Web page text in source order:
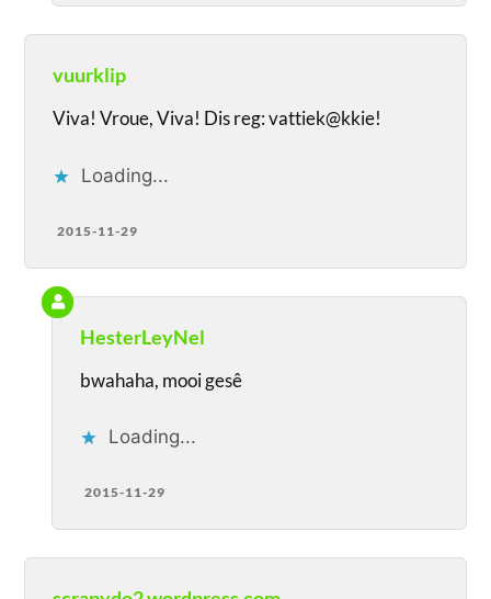
vuurklip
Viva! Vroue, Viva! Dis reg: vattiek@kkie!
Loading...
2015-11-29
HesterLeyNel
bwahaha, mooi gesê
Loading...
2015-11-29